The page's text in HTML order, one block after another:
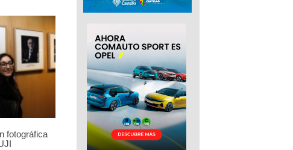
fotográfica